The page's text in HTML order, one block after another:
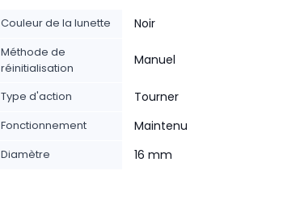
Couleur de la lunette Noir
Méthode de
réinitialisation
Manuel
Type d'action Tourner
Fonctionnement Maintenu
Diamètre 16 mm